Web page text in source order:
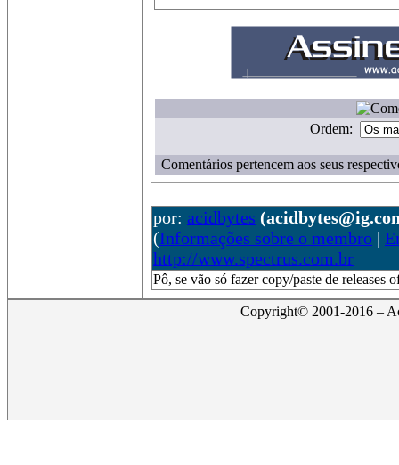
Ordem:
Comentários pertencem aos seus
por: acidbytes
(Informações sobre o membro |
http://www.spectrus.com.br
Pô, se vão só fazer copy/paste de releases
Copyright© 2001-2016 –